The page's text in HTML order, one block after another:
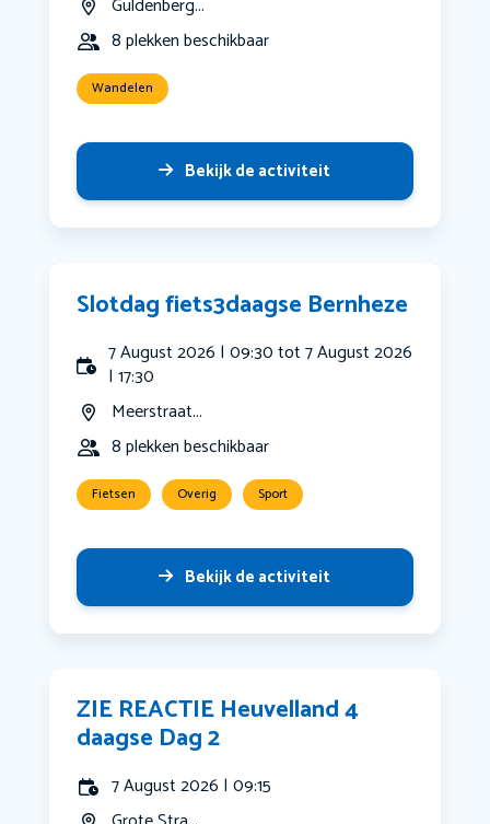
Guldenberg...
8 plekken beschikbaar
Wandelen
Bekijk de activiteit
Slotdag fiets3daagse Bernheze
7 August 2026 | 09:30 tot 7 August 2026
| 17:30
Meerstraat...
8 plekken beschikbaar
Fietsen Overig Sport
Bekijk de activiteit
ZIE REACTIE Heuvelland 4
daagse Dag 2
7 August 2026 | 09:15